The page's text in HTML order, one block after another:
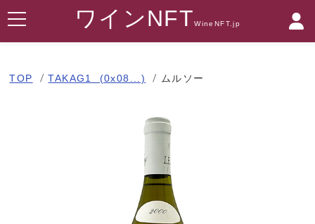
ワインNFTWineNFT.jp
TOP TAKAG1 (0x08...) ムルソー